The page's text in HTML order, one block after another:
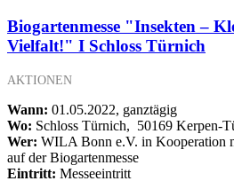
Biogartenmesse "Insekten –
Vielfalt!" I Schloss Türnich
AKTIONEN
Wann: 01.05.2022, ganztägig
Wo: Schloss Türnich, 50169 Kerpen-
Wer: WILA Bonn e.V. in Kooperation
auf der Biogartenmesse
Eintritt: Messeeintritt